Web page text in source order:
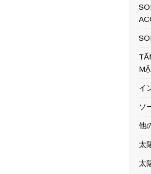
イ
ソ
他
太
太